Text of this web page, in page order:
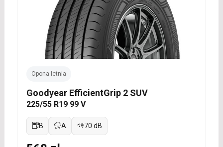
Opona letnia
Goodyear EfficientGrip 2 SUV
225/55 R19 99 V
B A 70 dB